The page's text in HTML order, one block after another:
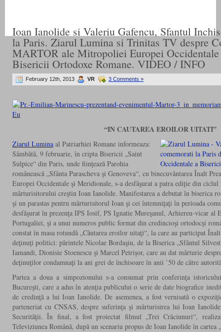
Ioan Ianolide si Valeriu Gafencu, Sfantul
la Paris. Ziarul Lumina si Trinitas TV despre
MARTOR ale Mitropoliei Europei
Bisericii Ortodoxe Romane. VIDEO / INFO
February 12th, 2013 VR 3 Comments »
“IN CAUTAREA EROILOR UITATI”
Ziarul Lumina al Patriarhiei Romane informeaza:
Sâmbătă, 9 februarie, în cripta Bisericii „Saint
Sulpice“ din Paris, unde fiinţează Parohia
românească „Sfânta Parascheva şi Genoveva“, cu binecuvântarea Înalt
Europei Occidentale şi Meridionale, s-a desfăşurat a patra ediţie din
mărturisitorului creştin Ioan Ianolide. Manifestarea a debutat în biserica
şi un parastas pentru mărturisitorul Ioan şi cei întemniţaţi în perioada
desfăşurat în prezenţa IPS Iosif, PS Ignatie Mureşanul, Arhiereu-vicar al
Portugaliei, şi a unui numeros public format din credincioşi ortodocşi
constat în masa rotundă „Căutarea eroilor uitaţi“, la care au participat
deţinuţi politici: părintele Nicolae Bordaşiu, de la Biserica „Sfântul
Iamandi, Dionisie Stoenescu şi Marcel Petrişor, care au dat mărturie
deţinuţilor condamnaţi la ani grei de închisoare în anii ’50 de către
Partea a doua a simpozionului s-a consumat prin conferinţa
Bucureşti, care a adus în atenţia publicului o serie de date biografice
de credinţă a lui Ioan Ianolide. De asemenea, a fost vernisată o
parteneriat cu CNSAS, despre suferinţa şi mărturisirea lui Ioan
Securităţii. În final, a fost proiectat filmul „Trei Crăciunuri“,
Televiziunea Română, după un scenariu propus de Ioan Ianolide în cartea